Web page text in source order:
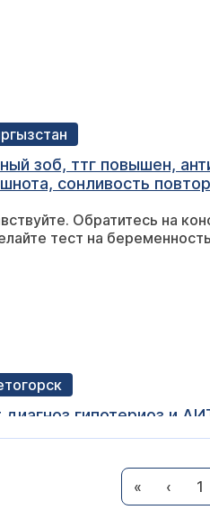
зоб, ттг повышен,
сонливость
Обратитесь на
тест на
гипотериоз и
Сдала анализ
Это значит, что
консультацию
все вопросы.
« ‹ 1